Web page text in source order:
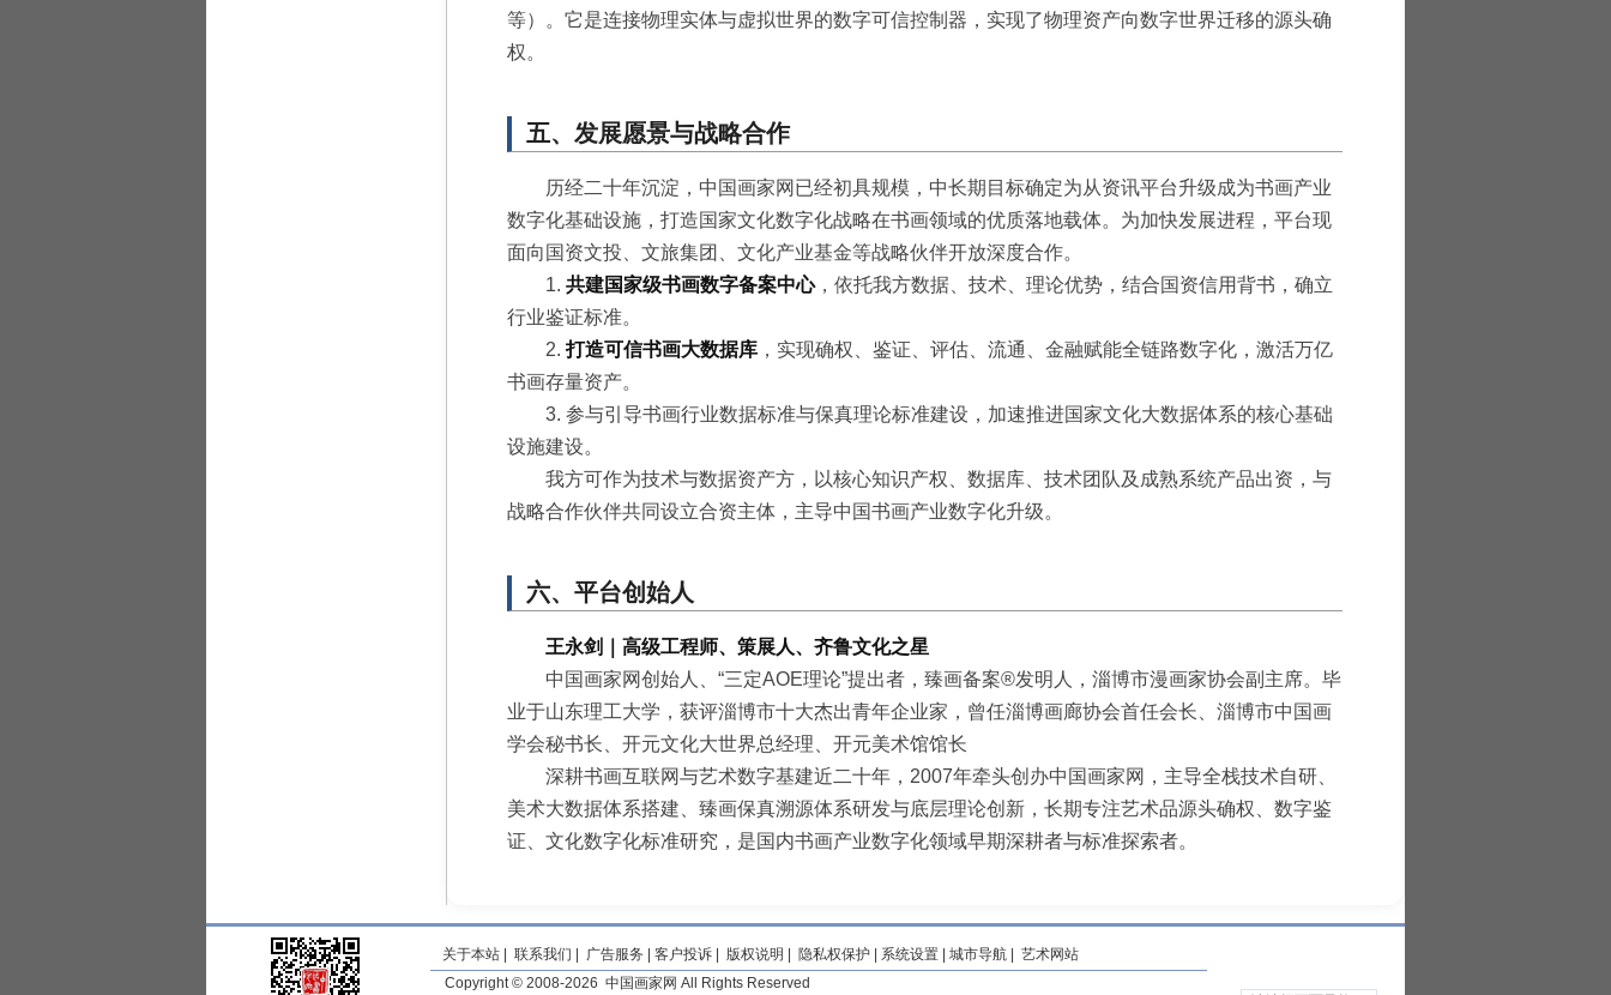
等）。它是连接物理实体与虚拟世界的数字可信控制器，实现了物理资产向数字世界迁移的源头确
权。
五、发展愿景与战略合作
历经二十年沉淀，中国画家网已经初具规模，中长期目标确定为从资讯平台升级成为书画产业
数字化基础设施，打造国家文化数字化战略在书画领域的优质落地载体。为加快发展进程，平台现
面向国资文投、文旅集团、文化产业基金等战略伙伴开放深度合作。
1. 共建国家级书画数字备案中心，依托我方数据、技术、理论优势，结合国资信用背书，确立
行业鉴证标准。
2.打造可信书画大数据库 ，实现确权、鉴证、评估、流通、金融赋能全链路数字化，激活万亿
书画存量资产。
3. 参与引导书画行业数据标准与保真理论标准建设，加速推进国家文化大数据体系的核心基础
设施建设。
我方可作为技术与数据资产方，以核心知识产权、数据库、技术团队及成熟系统产品出资，与
战略合作伙伴共同设立合资主体，主导中国书画产业数字化升级。
六、平台创始人
王永剑｜高级工程师、策展人、齐鲁文化之星
中国画家网创始人、“三定AOE理论”提出者，臻画备案®发明人，淄博市漫画家协会副主席。毕
业于山东理工大学，获评淄博市十大杰出青年企业家，曾任淄博画廊协会首任会长、淄博市中国画
学会秘书长、开元文化大世界总经理、开元美术馆馆长
深耕书画互联网与艺术数字基建近二十年，2007年牵头创办中国画家网，主导全栈技术自研、
美术大数据体系搭建、臻画保真溯源体系研发与底层理论创新，长期专注艺术品源头确权、数字鉴
证、文化数字化标准研究，是国内书画产业数字化领域早期深耕者与标准探索者。
关于本站 联系我们 广告服务 客户投诉 版权说明 隐私权保护 系统设置 城市导航
艺术网站
Copyright © 2008-2026 中国画家网 All Rights Reserved